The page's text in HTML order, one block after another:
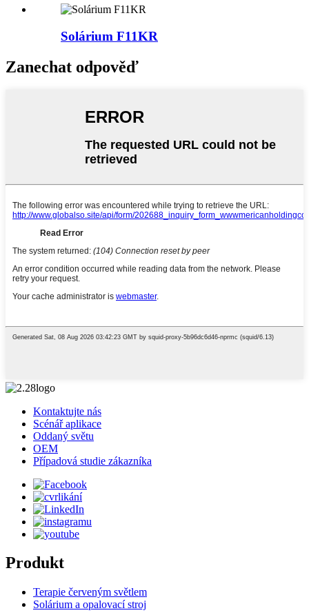
Solárium F11KR
Zanechat odpověď
Kontaktujte nás
Scénář aplikace
Oddaný světu
OEM
Případová studie zákazníka
Produkt
Terapie červeným světlem
Solárium a opalovací stroj